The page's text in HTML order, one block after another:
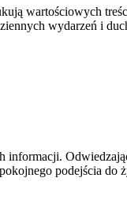
wartościowych
wydarzeń i
podejścia